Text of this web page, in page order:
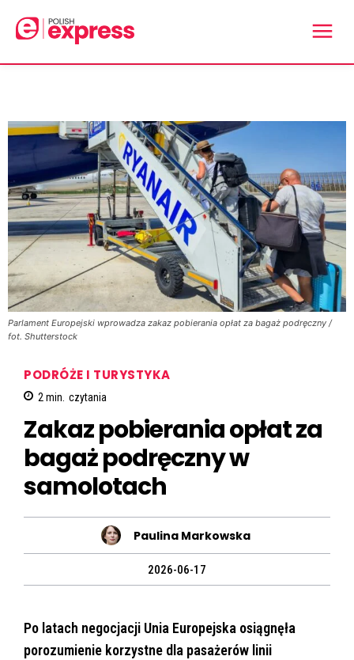
Parlament Europejski wprowadza zakaz pobierania opłat za bagaż podręczny /
fot. Shutterstock
PODRÓŻE I TURYSTYKA
2 min. czytania
Zakaz pobierania opłat za
bagaż podręczny w
samolotach
Paulina Markowska
2026-06-17
Po latach negocjacji Unia Europejska osiągnęła
porozumienie korzystne dla pasażerów linii